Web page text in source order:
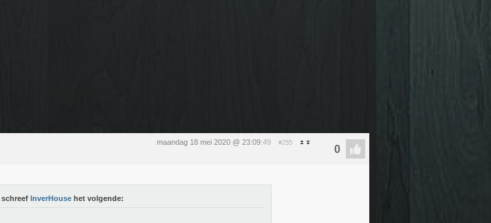
maandag 18 mei 2020 @ 23:09:49 #255
schreef InverHouse het volgende: